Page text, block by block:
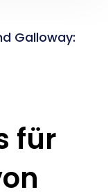
Galloway:
für